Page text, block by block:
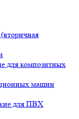
для композитных
машин
для ПВХ